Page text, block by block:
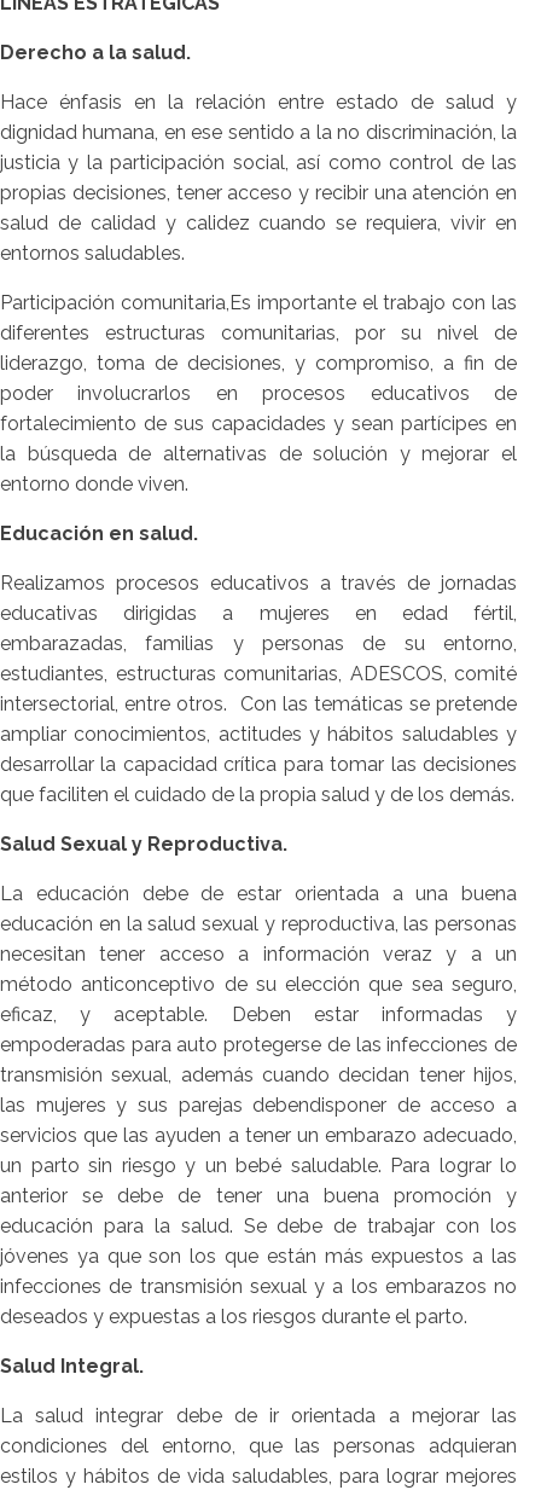
Derecho a la salud.
Hace énfasis en la relación entre estado de salud y
dignidad humana, en ese sentido a la no discriminación, la
justicia y la participación social, así como control de las
propias decisiones, tener acceso y recibir una atención en
salud de calidad y calidez cuando se requiera, vivir en
entornos saludables.
Participación comunitaria,Es importante el trabajo con las
diferentes estructuras comunitarias, por su nivel de
liderazgo, toma de decisiones, y compromiso, a fin de
poder involucrarlos en procesos educativos de
fortalecimiento de sus capacidades y sean partícipes en
la búsqueda de alternativas de solución y mejorar el
entorno donde viven.
Educación en salud.
Realizamos procesos educativos a través de jornadas
educativas dirigidas a mujeres en edad fértil,
embarazadas, familias y personas de su entorno,
estudiantes, estructuras comunitarias, ADESCOS, comité
intersectorial, entre otros. Con las temáticas se pretende
ampliar conocimientos, actitudes y hábitos saludables y
desarrollar la capacidad crítica para tomar las decisiones
que faciliten el cuidado de la propia salud y de los demás.
Salud Sexual y Reproductiva.
La educación debe de estar orientada a una buena
educación en la salud sexual y reproductiva, las personas
necesitan tener acceso a información veraz y a un
método anticonceptivo de su elección que sea seguro,
eficaz, y aceptable. Deben estar informadas y
empoderadas para auto protegerse de las infecciones de
transmisión sexual, además cuando decidan tener hijos,
las mujeres y sus parejas debendisponer de acceso a
servicios que las ayuden a tener un embarazo adecuado,
un parto sin riesgo y un bebé saludable. Para lograr lo
anterior se debe de tener una buena promoción y
educación para la salud. Se debe de trabajar con los
jóvenes ya que son los que están más expuestos a las
infecciones de transmisión sexual y a los embarazos no
deseados y expuestas a los riesgos durante el parto.
Salud Integral.
La salud integrar debe de ir orientada a mejorar las
condiciones del entorno, que las personas adquieran
estilos y hábitos de vida saludables, para lograr mejores